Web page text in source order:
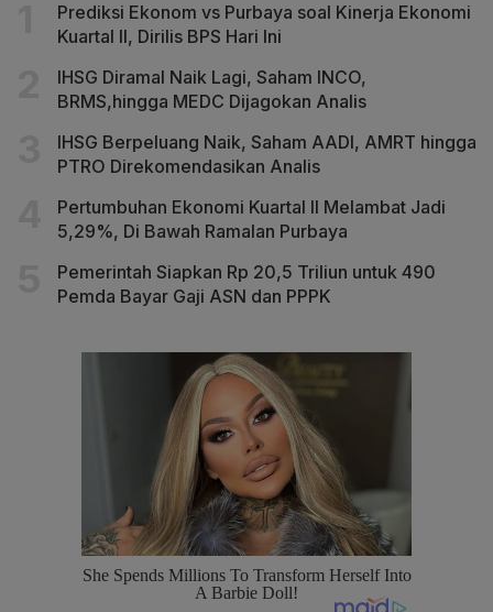
Prediksi Ekonom vs Purbaya soal Kinerja Ekonomi
Kuartal II, Dirilis BPS Hari Ini
IHSG Diramal Naik Lagi, Saham INCO,
BRMS,hingga MEDC Dijagokan Analis
IHSG Berpeluang Naik, Saham AADI, AMRT hingga
PTRO Direkomendasikan Analis
Pertumbuhan Ekonomi Kuartal II Melambat Jadi
5,29%, Di Bawah Ramalan Purbaya
Pemerintah Siapkan Rp 20,5 Triliun untuk 490
Pemda Bayar Gaji ASN dan PPPK